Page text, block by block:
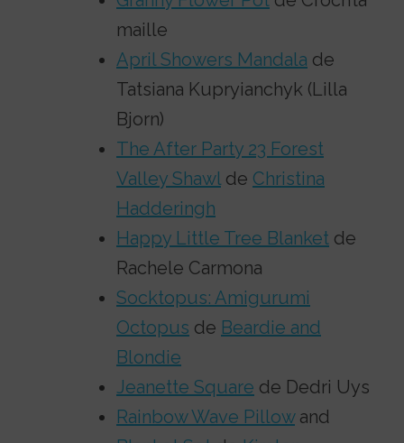
maille
April Showers Mandala de
Tatsiana Kupryianchyk (Lilla
Bjorn)
The After Party 23 Forest
Valley Shawlde Christina
Hadderingh
Happy Little Tree Blanket de
Rachele Carmona
Socktopus: Amigurumi
Octopus de Beardie and
Blondie
Jeanette Square de Dedri Uys
Rainbow Wave Pillowand